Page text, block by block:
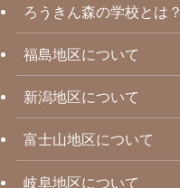
ろうきん森の学校とは？
福島地区について
新潟地区について
富士山地区について
岐阜地区について